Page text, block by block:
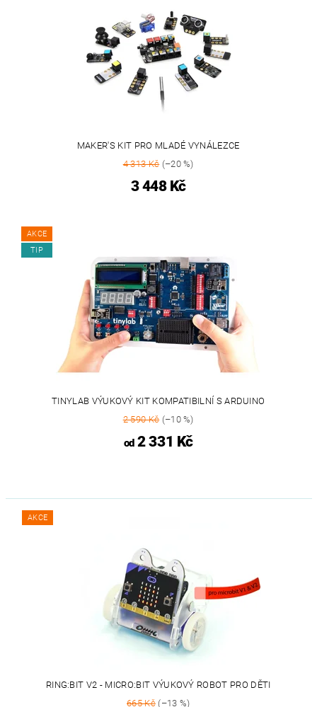
MAKER'S KIT PRO MLADÉ VYNÁLEZCE
4 313 Kč(–20 %)
3 448 Kč
AKCE
TIP
TINYLAB VÝUKOVÝ KIT KOMPATIBILNÍ S ARDUINO
2 590 Kč(–10 %)
od2 331 Kč
AKCE
RING:BIT V2 - MICRO:BIT VÝUKOVÝ ROBOT PRO DĚTI
665 Kč(–13 %)